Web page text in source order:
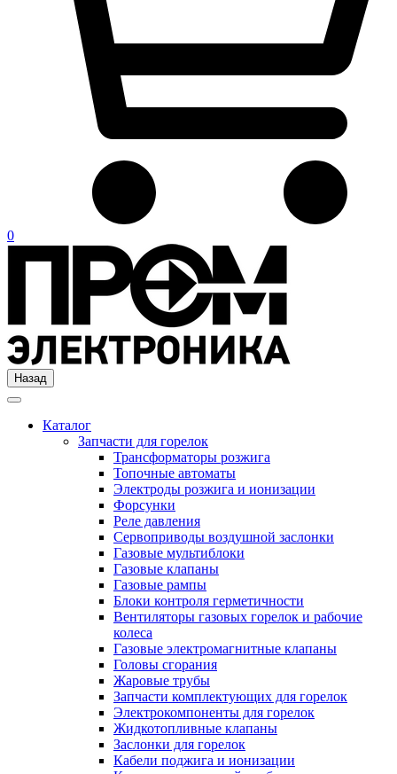
0
Назад
Каталог
Запчасти для горелок
Трансформаторы розжига
Топочные автоматы
Электроды розжига и ионизации
Форсунки
Реле давления
Сервоприводы воздушной заслонки
Газовые мультиблоки
Газовые клапаны
Газовые рампы
Блоки контроля герметичности
Вентиляторы газовых горелок и рабочие
колеса
Газовые электромагнитные клапаны
Головы сгорания
Жаровые трубы
Запчасти комплектующих для горелок
Электрокомпоненты для горелок
Жидкотопливные клапаны
Заслонки для горелок
Кабели поджига и ионизации